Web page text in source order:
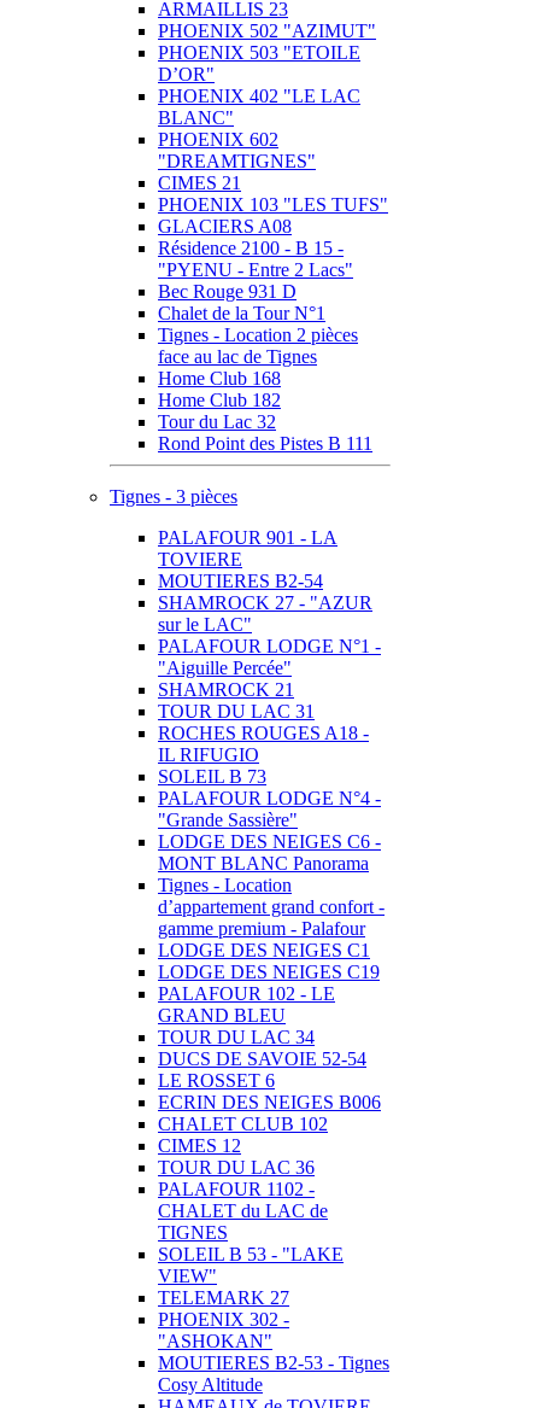
ARMAILLIS 23
PHOENIX 502 "AZIMUT"
PHOENIX 503 "ETOILE
D’OR"
PHOENIX 402 "LE LAC
BLANC"
PHOENIX 602
"DREAMTIGNES"
CIMES 21
PHOENIX 103 "LES TUFS"
GLACIERS A08
Résidence 2100 - B 15 -
"PYENU - Entre 2 Lacs"
Bec Rouge 931 D
Chalet de la Tour N°1
Tignes - Location 2 pièces
face au lac de Tignes
Home Club 168
Home Club 182
Tour du Lac 32
Rond Point des Pistes B 111
Tignes - 3 pièces
PALAFOUR 901 - LA
TOVIERE
MOUTIERES B2-54
SHAMROCK 27 - "AZUR
sur le LAC"
PALAFOUR LODGE N°1 -
"Aiguille Percée"
SHAMROCK 21
TOUR DU LAC 31
ROCHES ROUGES A18 -
IL RIFUGIO
SOLEIL B 73
PALAFOUR LODGE N°4 -
"Grande Sassière"
LODGE DES NEIGES C6 -
MONT BLANC Panorama
Tignes - Location
d’appartement grand confort -
gamme premium - Palafour
LODGE DES NEIGES C1
LODGE DES NEIGES C19
PALAFOUR 102 - LE
GRAND BLEU
TOUR DU LAC 34
DUCS DE SAVOIE 52-54
LE ROSSET 6
ECRIN DES NEIGES B006
CHALET CLUB 102
CIMES 12
TOUR DU LAC 36
PALAFOUR 1102 -
CHALET du LAC de
TIGNES
SOLEIL B 53 - "LAKE
VIEW"
TELEMARK 27
PHOENIX 302 -
"ASHOKAN"
MOUTIERES B2-53 - Tignes
Cosy Altitude